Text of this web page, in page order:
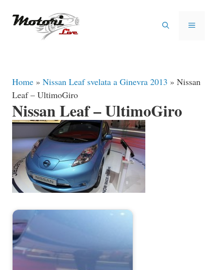
MENU
Home » Nissan Leaf svelata a Ginevra 2013 » Nissan
Leaf – UltimoGiro
Nissan Leaf – UltimoGiro